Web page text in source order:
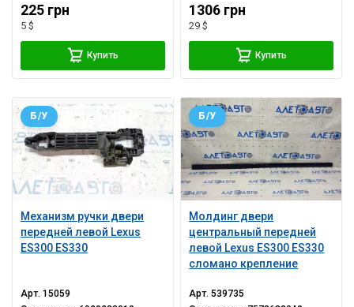
225 грн
5 $
Купить
1306 грн
29 $
Купить
Механизм ручки двери
передней левой Lexus
ES300 ES330
Б/У
Арт.15059
Молдинг двери
центральный передней
левой Lexus ES300 ES330
сломано крепление
Б/У
Арт.539735